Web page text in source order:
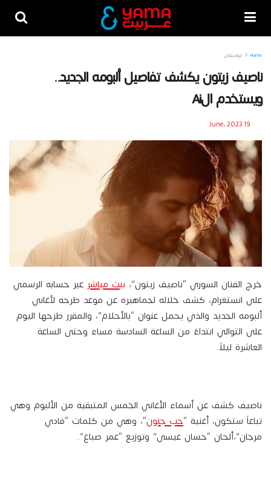
Home موسيقى
ناصيف زيتون يكشف تفاصيل ألبومه الجديد..
ويستخدم الAi
19 June، 2023
خرج الفنان السوري “ناصيف زيتون”، ببث مباشر عبر حسابه الرسمي
على انستغرام، كشف خلاله لجماهيره عن موعد طرحه لأغاني
ألبومه الجديد والذي يحمل عنوان “بالأحلام”، والمقرر طرحها اليوم
على التوالي ابتداءً من الساعة السادسة مساء وحتى الساعة
العاشرة ليلاً.
ناصيف كشف عن أسماء الأغاني الخمس المتبقية من الألبوم وهي
تباعاً ستكون، أغنية “حب جنون“، وهي من كلمات “فادي
مرجان”،ألحان “حسان عيسى” وتوزيع “عمر صباغ”.